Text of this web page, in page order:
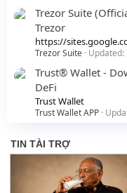
Trezor Suite
Trezor
https://
Trezor Suite Updated:
Trust® Wallet -
DeFi
Trust Wallet
Trust Wallet APP